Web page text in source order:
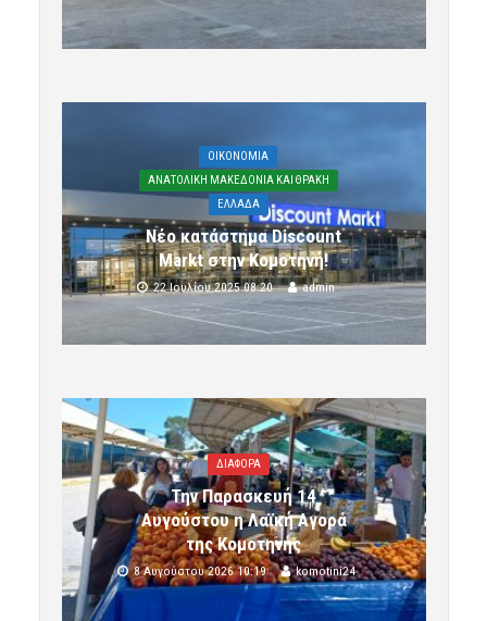
OIKONOMIA
ΑΝΑΤΟΛΙΚΗ ΜΑΚΕΔΟΝΙΑ ΚΑΙ ΘΡΑΚΗ
ΕΛΛΑΔΑ
Νέο κατάστημα Discount
Markt στην Κομοτηνή!
22 Ιουλίου 2025 08:20 admin
ΔΙΑΦΟΡΑ
Την Παρασκευή 14
Αυγούστου η Λαϊκή Αγορά
της Κομοτηνής
8 Αυγούστου 2026 10:19 komotini24